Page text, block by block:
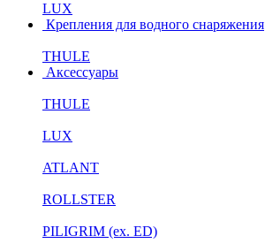
LUX
Крепления для водного снаряжения
THULE
Аксессуары
THULE
LUX
ATLANT
ROLLSTER
PILIGRIM (ex. ED)